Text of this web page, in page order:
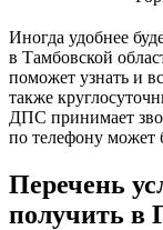
Иногда удобнее
в Тамбовской
поможет узнать и
также
ДПС принимает
по телефону может
Перечень
получить в